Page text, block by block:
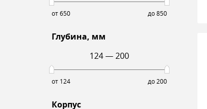
от 650 до 850
Глубина, мм
124—200
от 124 до 200
Корпус